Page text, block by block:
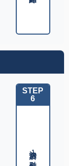
STEP
6
決済・お引渡し